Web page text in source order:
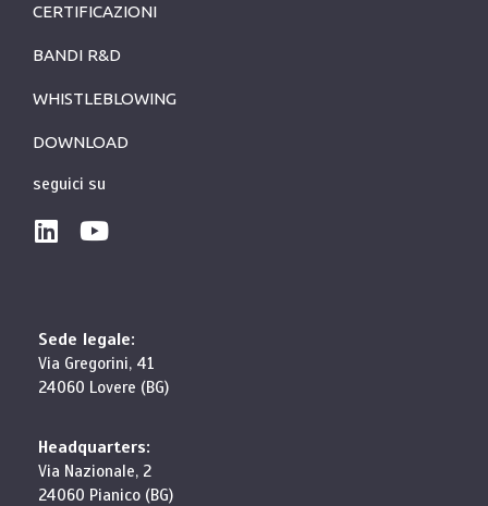
CERTIFICAZIONI
BANDI R&D
WHISTLEBLOWING
DOWNLOAD
seguici su
Sede legale:
Via Gregorini, 41
24060 Lovere (BG)
Headquarters:
Via Nazionale, 2
24060 Pianico (BG)